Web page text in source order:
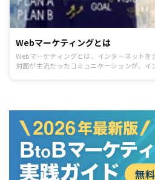
Webマーケティングとは
Webマーケティングとは、インターネットを
対面が主流だったコミュニケーションが、